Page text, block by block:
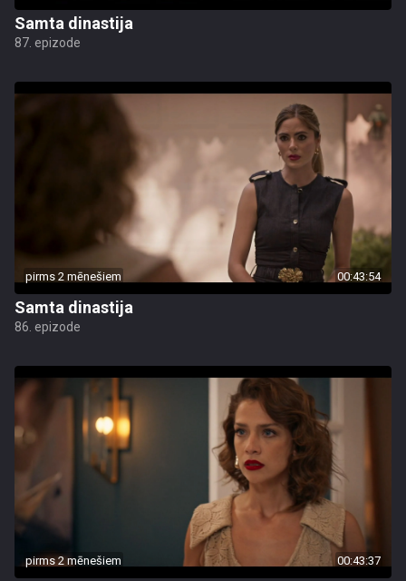
Samta dinastija
87. epizode
pirms 2 mēnešiem 00:43:54
Samta dinastija
86. epizode
pirms 2 mēnešiem 00:43:37